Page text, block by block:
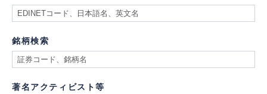
銘柄検索
著名アクティビスト等